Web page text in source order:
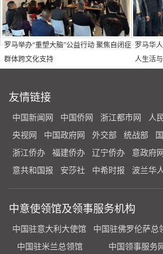
罗马举办“重塑大脑”公益行动 聚焦自闭症
群体跨文化支持
罗马华
人生活
友情链接
中国新闻网 中国侨网 浙江都市网 人
央视网
中国政府网 外交部 统战部
浙江侨办
福建侨办 辽宁侨办 意政府网
意共和国报
安莎社 中希时报 波兰华人
中意使领馆及领事服务机构
中国驻意大利大使馆
中国驻佛罗伦萨总
中国驻米兰总领馆
中国领事服